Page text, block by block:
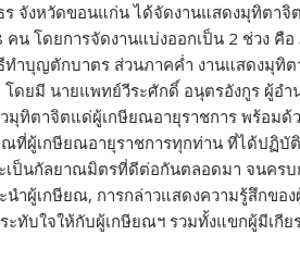
ร จังหวัดขอนแก่น ได้จัดงานแสดงมุทิตา
น โดยการจัดงานแบ่งออกเป็น 2 ช่วง คื
ำบุญตักบาตร ส่วนภาคค่ำ งานแสดงมุทิ
โดยมี นายแพทย์วีระศักดิ์ อนุตรอังกูร ผู้อ
มุทิตาจิตแด่ผู้เกษียณอายุราชการ พร้อมด้
ที่ผู้เกษียณอายุราชการทุกท่าน ที่ได้ปฏิบั
เป็นกัลยาณมิตรที่ดีต่อกันตลอดมา จนคร
ำผู้เกษียณ, การกล่าวแสดงความรู้สึกขอ
ะทับใจให้กับผู้เกษียณฯ รวมทั้งแขกผู้มีเกี